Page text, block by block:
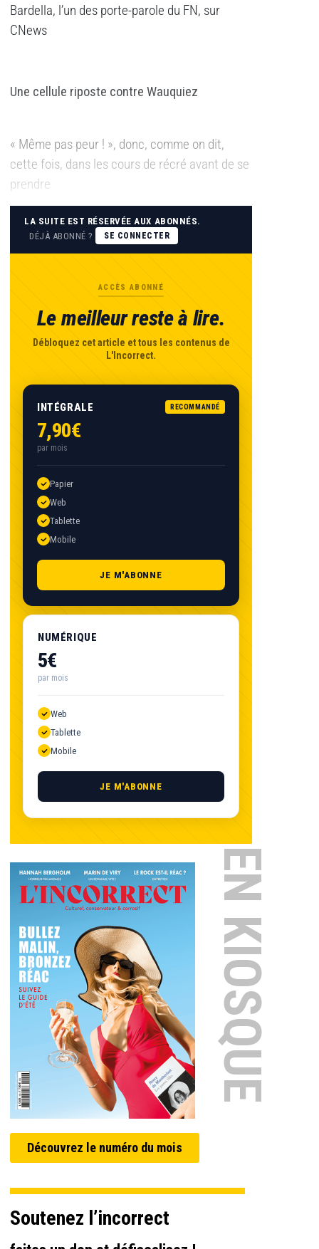
Bardella, l’un des porte-parole du FN, sur
CNews
Une cellule riposte contre Wauquiez
« Même pas peur ! », donc, comme on dit,
cette fois, dans les cours de récré avant de se
prendre
LA SUITE EST RÉSERVÉE AUX ABONNÉS.
DÉJÀ ABONNÉ ?
SE CONNECTER
ACCÈS ABONNÉ
Le meilleur reste à lire.
Débloquez cet article et tous les contenus de
L'Incorrect.
INTÉGRALE RECOMMANDÉ
7,90€
par mois
Papier
Web
Tablette
Mobile
JE M'ABONNE
NUMÉRIQUE
5€
par mois
Web
Tablette
Mobile
JE M'ABONNE
EN KIOSQUE
Découvrez le numéro du mois
Soutenez l’incorrect